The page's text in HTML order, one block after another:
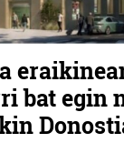
bat egin